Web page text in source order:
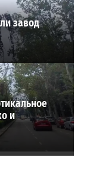
завод
и